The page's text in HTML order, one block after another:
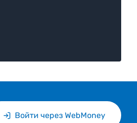
Войти через WebMoney